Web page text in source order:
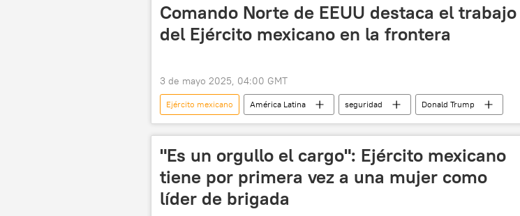
Comando Norte de EEUU destaca el trabajo
del Ejército mexicano en la frontera
3 de mayo 2025, 04:00 GMT
Ejército mexicano América Latina seguridad
Donald Trump
Claudia Sheinbaum
México EEUU migración
"Es un orgullo el cargo": Ejército mexicano
tiene por primera vez a una mujer como
líder de brigada